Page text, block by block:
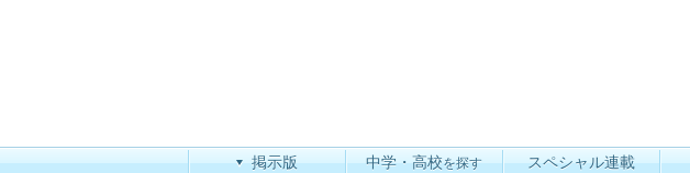
掲示版 中学・高校を探す スペシャル連載